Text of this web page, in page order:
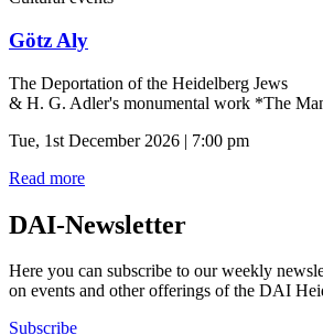
Götz Aly
The Deportation of the Heidelberg Jews
& H. G. Adler's monumental work *The
Tue, 1st December 2026 | 7:00 pm
Read more
DAI-Newsletter
Here you can subscribe to our weekly
on events and other offerings of the DAI
Subscribe